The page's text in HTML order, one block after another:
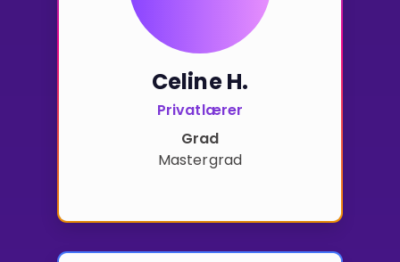
Celine H.
Privatlærer
Grad
Mastergrad